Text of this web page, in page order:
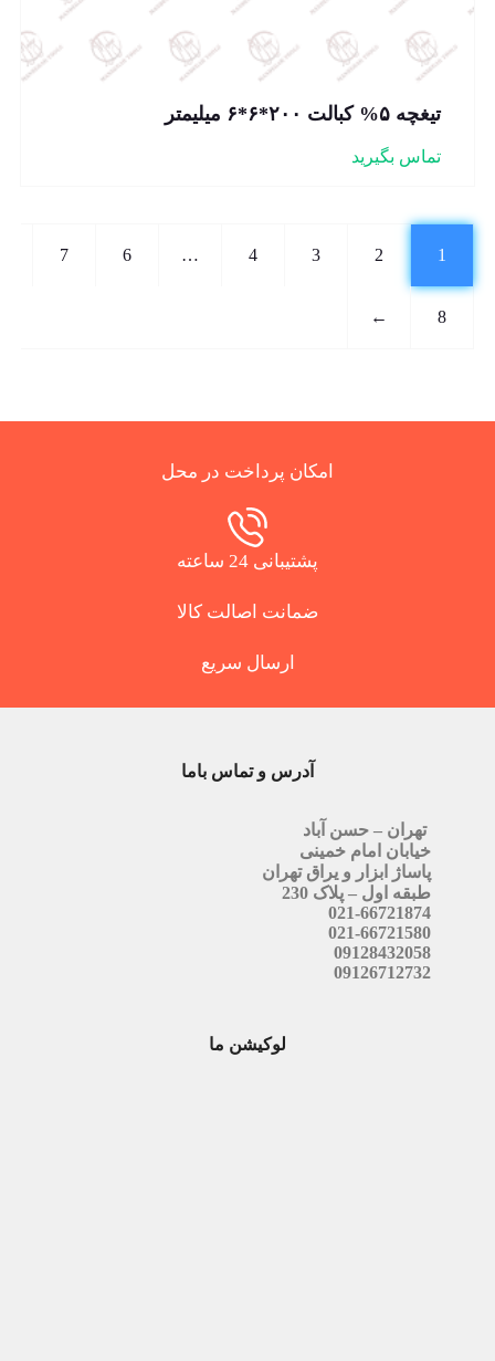
تیغچه ۵% کبالت ۲۰۰*۶*۶ میلیمتر
تماس بگیرید
1
2
3
4
…
6
7
8
←
امکان پرداخت در محل
پشتیبانی 24 ساعته
ضمانت اصالت کالا
ارسال سریع
آدرس و تماس باما
تهران – حسن آباد
خیابان امام خمینی
پاساژ ابزار و یراق تهران
طبقه اول – پلاک 230
021-66721874
021-66721580
09128432058
09126712732
لوکیشن ما